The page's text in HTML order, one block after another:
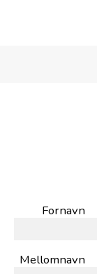
Fornavn
Mellomnavn